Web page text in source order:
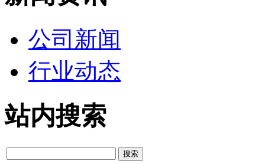
公司新闻
行业动态
站内搜索